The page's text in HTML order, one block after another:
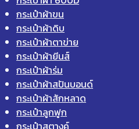
กระเป๋าผ้าขน
กระเป๋าผ้าดิบ
กระเป๋าผ้าตาข่าย
กระเป๋าผ้ายีนส์
กระเป๋าผ้าร่ม
กระเป๋าผ้าสปันบอนด์
กระเป๋าผ้าสักหลาด
กระเป๋าลูกฟูก
กระเป๋าสตางค์